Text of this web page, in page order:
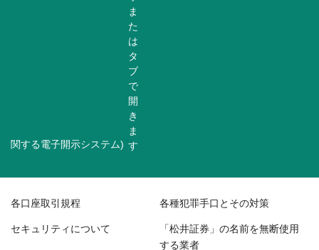
関する電子開示システム)
各口座取引規程 各種犯罪手口とその対策
セキュリティについて 「松井証券」の名前を無断使用
する業者